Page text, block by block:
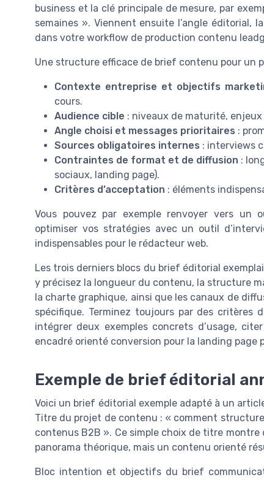
business et la clé principale de mesure, par
semaines ». Viennent ensuite l’angle éditorial,
dans votre workflow de production contenu
Une structure efficace de brief contenu pour un
Contexte entreprise et objectifs
cours.
Audience cible : niveaux de maturité,
Angle choisi et messages prioritaires :
Sources obligatoires internes : interviews
Contraintes de format et de diffusion :
sociaux, landing page).
Critères d’acceptation : éléments
Vous pouvez par exemple renvoyer vers un
optimiser vos stratégies avec un outil
indispensables pour le rédacteur web.
Les trois derniers blocs du brief éditorial
y précisez la longueur du contenu, la structure
la charte graphique, ainsi que les canaux de
spécifique. Terminez toujours par des critères
intégrer deux exemples concrets d’usage,
encadré orienté conversion pour la landing page
Exemple de brief éditorial
Voici un brief éditorial exemple adapté à un
Titre du projet de contenu : « comment
contenus B2B ». Ce simple choix de titre montre
panorama théorique, mais un contenu orienté
Bloc intention et objectifs du brief